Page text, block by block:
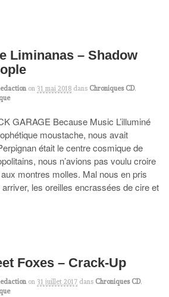
Liminanas – Shadow
on 31 mai 2018 dans Chroniques CD,
GARAGE Because Music L’illuminé
moustache, nous avait
était le centre cosmique de
nous n’avions pas voulu croire
aux montres molles. Mal nous en pris
les oreilles encrassées de cire et
Foxes – Crack-Up
on 31 juillet 2017 dans Chroniques CD,